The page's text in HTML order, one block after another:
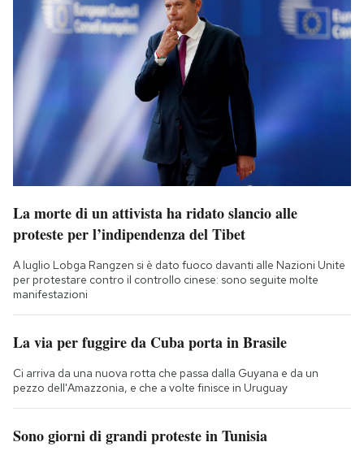
La morte di un attivista ha ridato slancio alle
proteste per l’indipendenza del Tibet
A luglio Lobga Rangzen si è dato fuoco davanti alle Nazioni Unite
per protestare contro il controllo cinese: sono seguite molte
manifestazioni
La via per fuggire da Cuba porta in Brasile
Ci arriva da una nuova rotta che passa dalla Guyana e da un
pezzo dell'Amazzonia, e che a volte finisce in Uruguay
Sono giorni di grandi proteste in Tunisia